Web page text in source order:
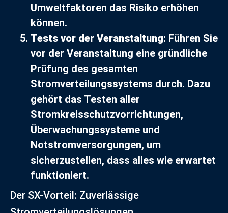
Umweltfaktoren das Risiko erhöhen
können.
Tests vor der Veranstaltung: Führen Sie
vor der Veranstaltung eine gründliche
Prüfung des gesamten
Stromverteilungssystems durch. Dazu
gehört das Testen aller
Stromkreisschutzvorrichtungen,
Überwachungssysteme und
Notstromversorgungen, um
sicherzustellen, dass alles wie erwartet
funktioniert.
Der SX-Vorteil: Zuverlässige